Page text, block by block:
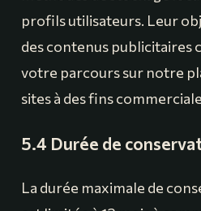
profils utilisateurs. Leur
des contenus publicitaires
votre parcours sur notre
sites à des fins
5.4 Durée de
La durée maximale de